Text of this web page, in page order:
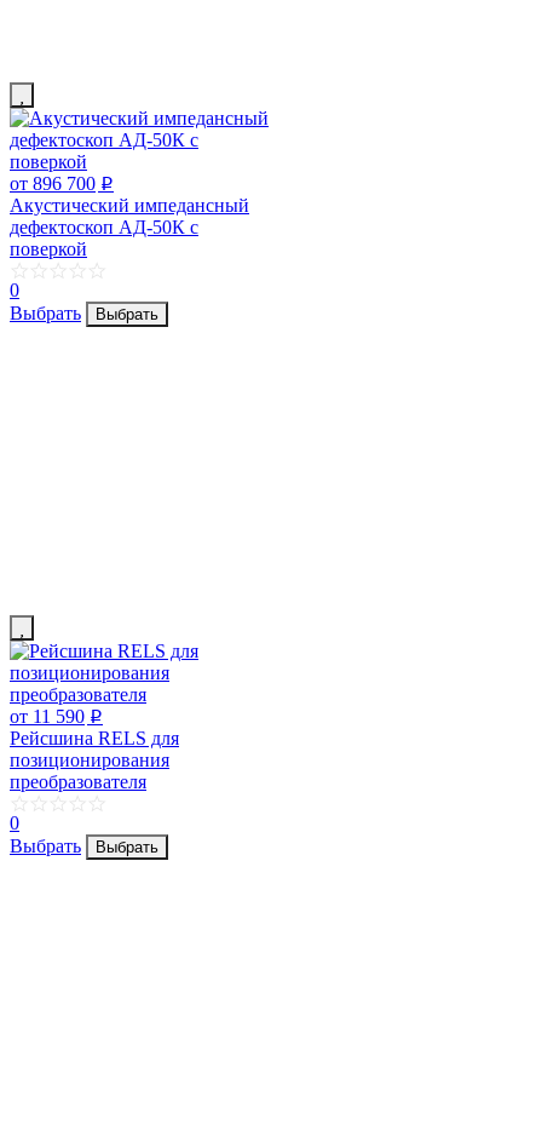
от 896 700 p
Акустический импедансный
дефектоскоп АД-50К с
поверкой
0
Выбрать
Выбрать
от 11 590 p
Рейсшина RELS для
позиционирования
преобразователя
0
Выбрать
Выбрать